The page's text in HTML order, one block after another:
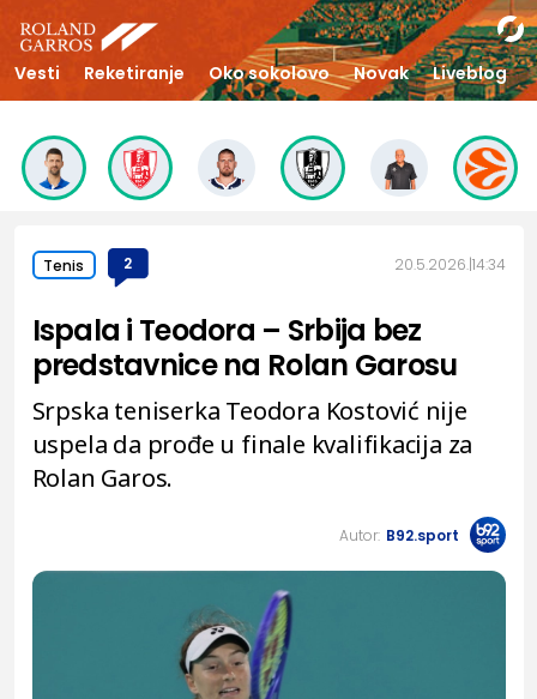
Vesti Reketiranje Oko sokolovo Novak Liveblog
Tenis 2 20.5.2026. 14:34
Ispala i Teodora – Srbija bez
predstavnice na Rolan Garosu
Srpska teniserka Teodora Kostović nije
uspela da prođe u finale kvalifikacija za
Rolan Garos.
Autor: B92.sport